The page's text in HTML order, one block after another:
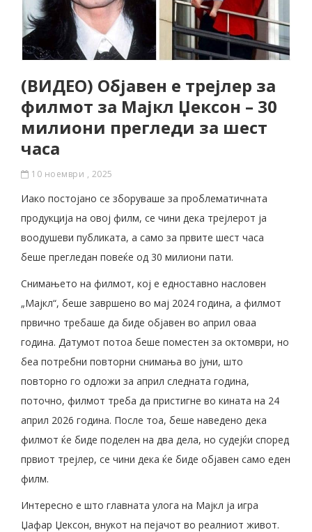
(ВИДЕО) Објавен е трејлер за
филмот за Мајкл Џексон – 30
милиони прегледи за шест
часа
10 ноември , 2025
Иако постојано се зборуваше за проблематичната
продукција на овој филм, се чини дека трејлерот ја
воодушеви публиката, а само за првите шест часа
беше прегледан повеќе од 30 милиони пати.
Снимањето на филмот, кој е едноставно насловен
„Мајкл“, беше завршено во мај 2024 година, а филмот
првично требаше да биде објавен во април оваа
година. Датумот потоа беше поместен за октомври, но
беа потребни повторни снимања во јуни, што
повторно го одложи за април следната година,
поточно, филмот треба да пристигне во кината на 24
април 2026 година. После тоа, беше наведено дека
филмот ќе биде поделен на два дела, но судејќи според
првиот трејлер, се чини дека ќе биде објавен само еден
филм.
Интересно е што главната улога на Мајкл ја игра
Џафар Џексон, внукот на пејачот во реалниот живот.